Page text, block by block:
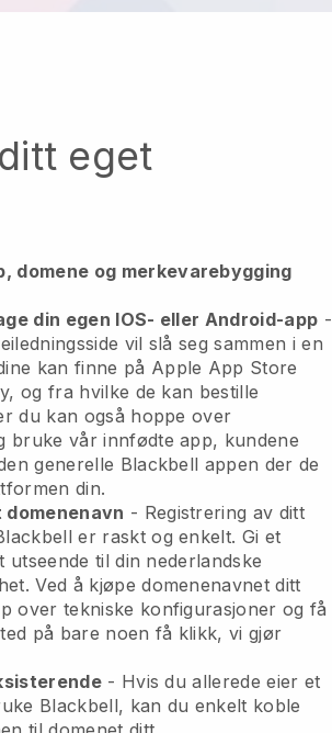
eget
domene og merkevarebygging
din egen IOS- eller Android-app -
vil slå seg sammen i en
kan finne på Apple App Store
og fra hvilke de kan bestille
du kan også hoppe over
bruke vår innfødte app, kundene
generelle Blackbell appen der de
din.
- Registrering av ditt
er raskt og enkelt. Gi et
til din nederlandske
Ved å kjøpe domenenavnet ditt
over tekniske konfigurasjoner og få
på bare noen få klikk, vi gjør
- Hvis du allerede eier et
Blackbell, kan du enkelt koble